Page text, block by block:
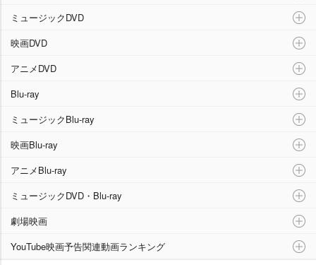
ミュージックDVD
映画DVD
アニメDVD
Blu-ray
ミュージックBlu-ray
映画Blu-ray
アニメBlu-ray
ミュージックDVD・Blu-ray
劇場映画
YouTube映画予告関連動画ランキング